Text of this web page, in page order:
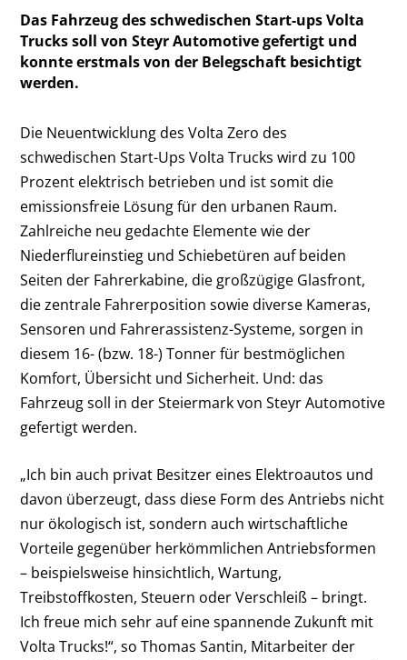
Das Fahrzeug des schwedischen Start-ups Volta
Trucks soll von Steyr Automotive gefertigt und
konnte erstmals von der Belegschaft besichtigt
werden.
Die Neuentwicklung des Volta Zero des
schwedischen Start-Ups Volta Trucks wird zu 100
Prozent elektrisch betrieben und ist somit die
emissionsfreie Lösung für den urbanen Raum.
Zahlreiche neu gedachte Elemente wie der
Niederflureinstieg und Schiebetüren auf beiden
Seiten der Fahrerkabine, die großzügige Glasfront,
die zentrale Fahrerposition sowie diverse Kameras,
Sensoren und Fahrerassistenz-Systeme, sorgen in
diesem 16- (bzw. 18-) Tonner für bestmöglichen
Komfort, Übersicht und Sicherheit. Und: das
Fahrzeug soll in der Steiermark von Steyr Automotive
gefertigt werden.
„Ich bin auch privat Besitzer eines Elektroautos und
davon überzeugt, dass diese Form des Antriebs nicht
nur ökologisch ist, sondern auch wirtschaftliche
Vorteile gegenüber herkömmlichen Antriebsformen
– beispielsweise hinsichtlich, Wartung,
Treibstoffkosten, Steuern oder Verschleiß – bringt.
Ich freue mich sehr auf eine spannende Zukunft mit
Volta Trucks!“, so Thomas Santin, Mitarbeiter der